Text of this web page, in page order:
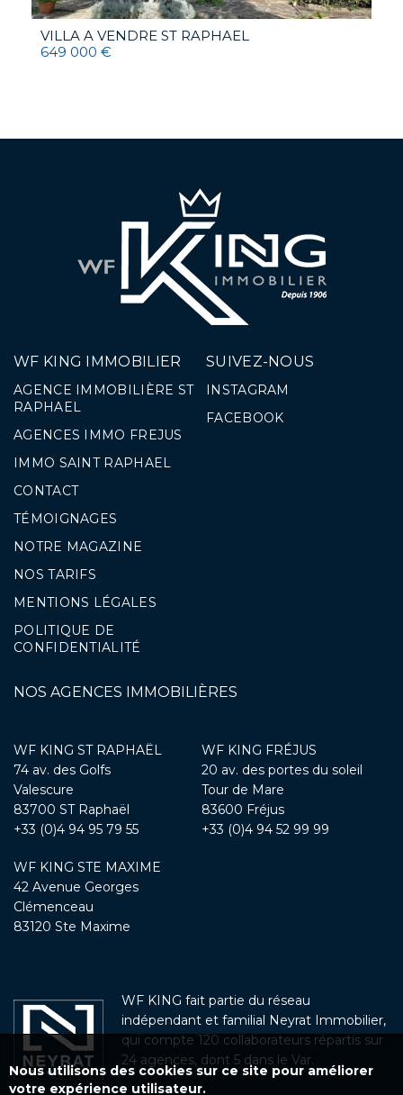
VILLA A VENDRE ST RAPHAEL
649 000 €
WF KING IMMOBILIER
AGENCE IMMOBILIÈRE ST
RAPHAEL
AGENCES IMMO FREJUS
IMMO SAINT RAPHAEL
CONTACT
TÉMOIGNAGES
NOTRE MAGAZINE
NOS TARIFS
MENTIONS LÉGALES
POLITIQUE DE
CONFIDENTIALITÉ
SUIVEZ-NOUS
INSTAGRAM
FACEBOOK
NOS AGENCES IMMOBILIÈRES
WF KING ST RAPHAËL
74 av. des Golfs
Valescure
83700 ST Raphaël
+33 (0)4 94 95 79 55
WF KING FRÉJUS
20 av. des portes du soleil
Tour de Mare
83600 Fréjus
+33 (0)4 94 52 99 99
WF KING STE MAXIME
42 Avenue Georges
Clémenceau
83120 Ste Maxime
WF KING fait partie du réseau
indépendant et familial Neyrat Immobilier,
qui compte 120 collaborateurs répartis sur
24 agences, dont 5 dans le Var.
Nous utilisons des cookies sur ce site pour améliorer
votre expérience utilisateur.